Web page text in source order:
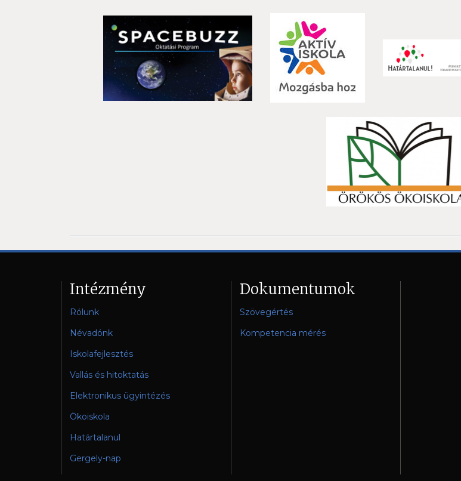
Intézmény
Rólunk
Névadónk
Iskolafejlesztés
Vallás és hitoktatás
Elektronikus ügyintézés
Ökoiskola
Határtalanul
Gergely-nap
Dokumentumok
Szövegértés
Kompetencia mérés